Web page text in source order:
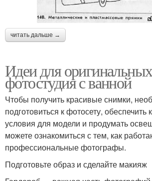
читать дальше →
Идеи для
фотостудия с ванной
Чтобы получить красивые снимки,
подготовиться к фотосету,
условия для модели и продумать
можете ознакомиться с тем, как
профессиональные фотографы.
Подготовьте образ и сделайте макияж